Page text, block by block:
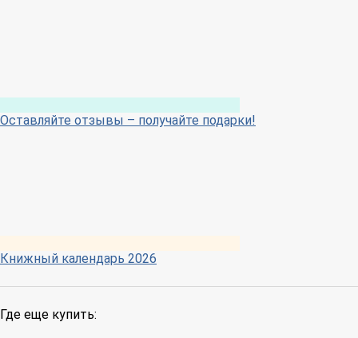
Оставляйте отзывы – получайте подарки!
Книжный календарь 2026
Где еще купить: